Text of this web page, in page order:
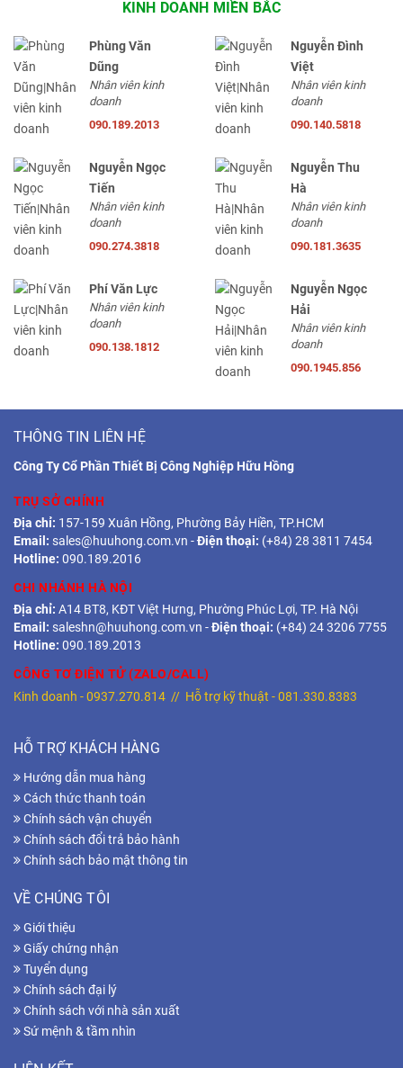
KINH DOANH MIỀN BẮC
Phùng Văn
Dũng
Nhân viên kinh
doanh
090.189.2013
Nguyễn Đình
Việt
Nhân viên kinh
doanh
090.140.5818
Nguyễn Ngọc
Tiến
Nhân viên kinh
doanh
090.274.3818
Nguyễn Thu
Hà
Nhân viên kinh
doanh
090.181.3635
Phí Văn Lực
Nhân viên kinh
doanh
090.138.1812
Nguyễn Ngọc
Hải
Nhân viên kinh
doanh
090.1945.856
THÔNG TIN LIÊN HỆ
Công Ty Cổ Phần Thiết Bị Công Nghiệp Hữu Hồng
TRỤ SỞ CHÍNH
Địa chỉ: 157-159 Xuân Hồng, Phường Bảy Hiền, TP.HCM
Email: sales@huuhong.com.vn -Điện thoại: (+84) 28 3811 7454
Hotline: 090.189.2016
CHI NHÁNH HÀ NỘI
Địa chỉ: A14 BT8, KĐT Việt Hưng, Phường Phúc Lợi, TP. Hà Nội
Email: saleshn@huuhong.com.vn -Điện thoại: (+84) 24 3206 7755
Hotline: 090.189.2013
CÔNG TƠ ĐIỆN TỬ (ZALO/CALL)
Kinh doanh -0937.270.814 // Hỗ trợ kỹ thuật -081.330.8383
HỖ TRỢ KHÁCH HÀNG
Hướng dẫn mua hàng
Cách thức thanh toán
Chính sách vận chuyển
Chính sách đổi trả bảo hành
Chính sách bảo mật thông tin
VỀ CHÚNG TÔI
Giới thiệu
Giấy chứng nhận
Tuyển dụng
Chính sách đại lý
Chính sách với nhà sản xuất
Sứ mệnh & tầm nhìn